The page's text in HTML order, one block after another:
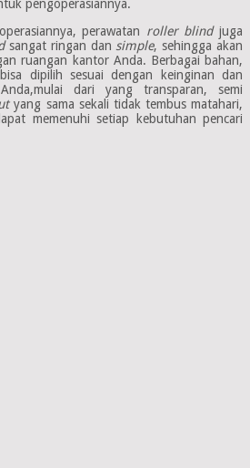
pengoperasiannya.
perawatan roller blindjuga
sangat ringan dan simple, sehingga akan
ruangan kantor Anda. Berbagai bahan,
dipilih sesuai dengan keinginan dan
dari yang transparan, semi
yang sama sekali tidak tembus matahari,
memenuhi setiap kebutuhan pencari